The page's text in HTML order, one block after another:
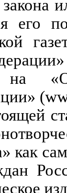
его
на
как